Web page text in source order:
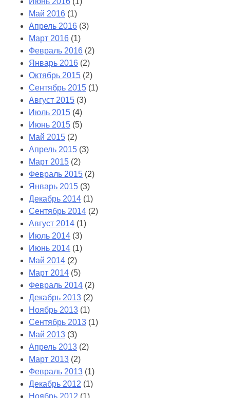
Май 2016 (1)
Апрель 2016 (3)
Март 2016 (1)
Февраль 2016 (2)
Январь 2016 (2)
Октябрь 2015 (2)
Сентябрь 2015 (1)
Август 2015 (3)
Июль 2015 (4)
Июнь 2015 (5)
Май 2015 (2)
Апрель 2015 (3)
Март 2015 (2)
Февраль 2015 (2)
Январь 2015 (3)
Декабрь 2014 (1)
Сентябрь 2014 (2)
Август 2014 (1)
Июль 2014 (3)
Июнь 2014 (1)
Май 2014 (2)
Март 2014 (5)
Февраль 2014 (2)
Декабрь 2013 (2)
Ноябрь 2013 (1)
Сентябрь 2013 (1)
Май 2013 (3)
Апрель 2013 (2)
Март 2013 (2)
Февраль 2013 (1)
Декабрь 2012 (1)
Ноябрь 2012 (1)